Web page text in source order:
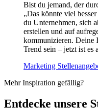
Bist du jemand, der
„Das könnte viel
du Unternehmen, sich
erstellen und auf
kommunizieren. Deine
Trend sein – jetzt ist es
Marketing
Mehr Inspiration gefällig?
Entdecke unsere